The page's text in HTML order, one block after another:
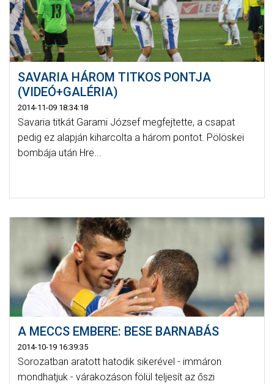
SAVARIA HÁROM TITKOS PONTJA
(VIDEÓ+GALÉRIA)
2014-11-09 18:34:18
Savaria titkát Garami József megfejtette, a csapat
pedig ez alapján kiharcolta a három pontot. Pölöskei
bombája után Hre...
A MECCS EMBERE: BESE BARNABÁS
2014-10-19 16:39:35
Sorozatban aratott hatodik sikerével - immáron
mondhatjuk - várakozáson fölül teljesít az őszi